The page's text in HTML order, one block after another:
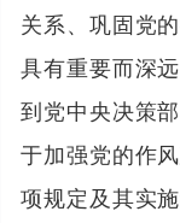
关系、巩固党
具有重要而深
到党中央决策
于加强党的作
项规定及其实